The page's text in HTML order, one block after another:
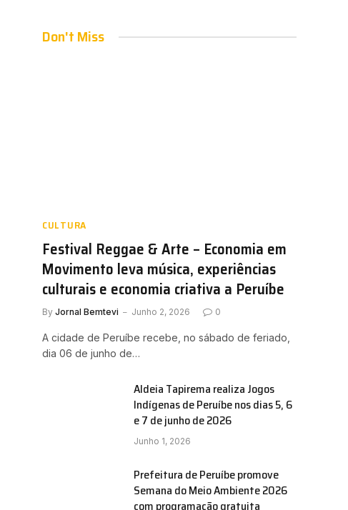
Don't Miss
CULTURA
Festival Reggae & Arte – Economia em
Movimento leva música, experiências
culturais e economia criativa a Peruíbe
By Jornal Bemtevi Junho 2, 2026 0
A cidade de Peruíbe recebe, no sábado de feriado,
dia 06 de junho de…
Aldeia Tapirema realiza Jogos
Indígenas de Peruíbe nos dias 5, 6
e 7 de junho de 2026
Junho 1, 2026
Prefeitura de Peruíbe promove
Semana do Meio Ambiente 2026
com programação gratuita